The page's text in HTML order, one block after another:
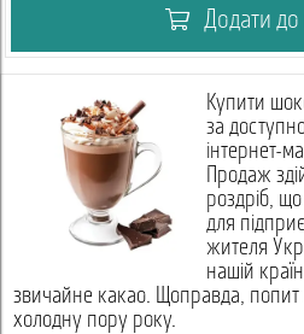
Додати
Купити
за
інтернет-
Продаж
роздріб,
для
жителя
нашій
звичайне какао. Щоправда,
холодну пору року.